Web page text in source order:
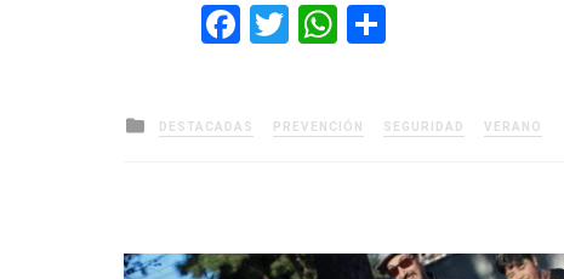
Facebook
TwitterWhatsApp
Posted
in
DESTACADAS PREVENCIÓN SEGURIDAD VERANO